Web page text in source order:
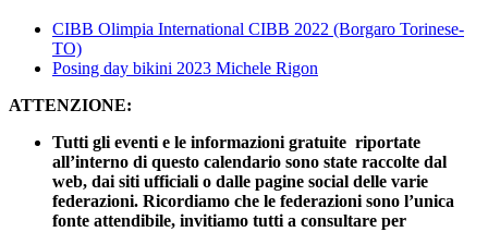
CIBB Olimpia International CIBB 2022 (Borgaro Torinese-
TO)
Posing day bikini 2023 Michele Rigon
ATTENZIONE:
Tutti gli eventi e le informazioni gratuite riportate
all’interno di questo calendario sono state raccolte dal
web, dai siti ufficiali o dalle pagine social delle varie
federazioni. Ricordiamo che le federazioni sono l’unica
fonte attendibile, invitiamo tutti a consultare per